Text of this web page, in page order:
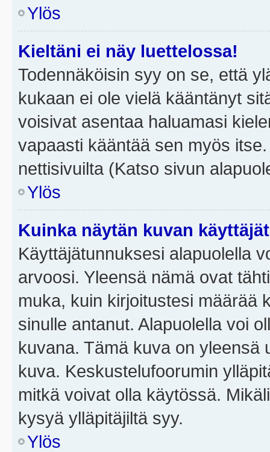
Ylös
Kieltäni ei näy luettelossa!
Todennäköisin syy on se, että
kukaan ei ole vielä kääntänyt
voisivat asentaa haluamasi
vapaasti kääntää sen myös
nettisivuilta (Katso sivun
Ylös
Kuinka näytän kuvan
Käyttäjätunnuksesi alapuolella
arvoosi. Yleensä nämä ovat
muka, kuin kirjoitustesi määrää
sinulle antanut. Alapuolella voi
kuvana. Tämä kuva on yleensä
kuva. Keskustelufoorumin
mitkä voivat olla käytössä.
kysyä ylläpitäjiltä syy.
Ylös